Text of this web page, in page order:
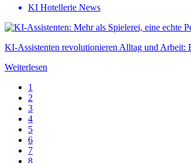
KI Hotellerie News
KI-Assistenten revolutionieren Alltag und Arbeit:
Weiterlesen
1
2
3
4
5
6
7
8